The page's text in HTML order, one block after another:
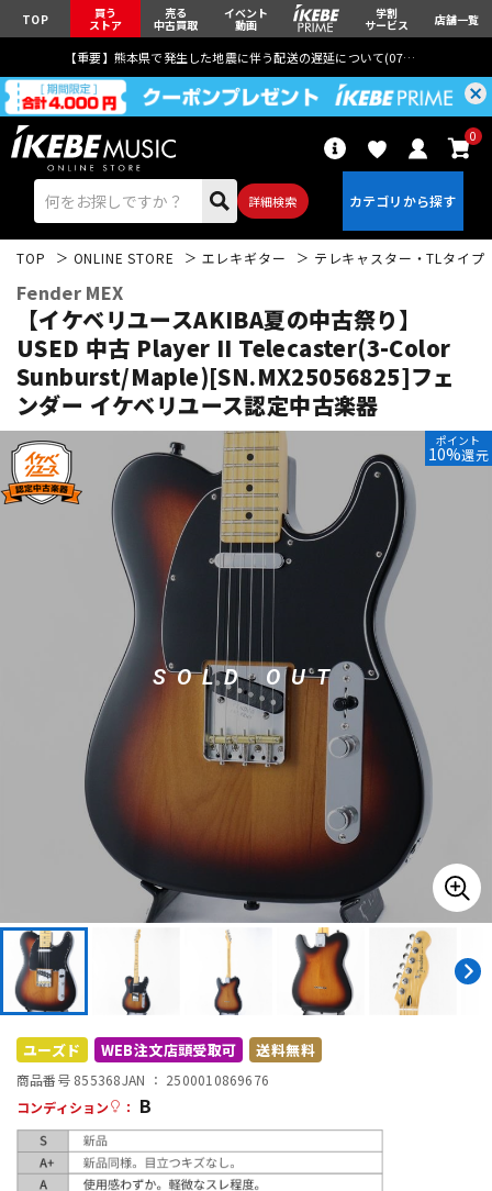
TOP 買う
ストア
売る
中古買取
イベント
動画
学割
サービス 店舗一覧
【重要】熊本県で発生した地震に伴う配送の遅延について(07月29日
詳細検索
0
エレキギター アコギ/エレアコ
ベース ウクレレ
ドラム パーカッション
キーボード 電子ピアノ
管楽器 その他楽器
エフェクター
DJ機器
DTM オンライン納品 レコーディング機器
配信/ライブ機器 楽器アクセサリ
中古
TOP ONLINE STORE エレキギター テレキャスター・TLタイプ
Fender MEX
【イケベリユースAKIBA夏の中古祭り】
USED 中古 Player II Telecaster(3-Color
Sunburst/Maple)[SN.MX25056825]フェ
ンダー イケベリユース認定中古楽器
SOLD OUT
ポイント
10%還元
ユーズド WEB注文店頭受取可 送料無料
商品番号 855368JAN ： 2500010869676
コンディション
： B